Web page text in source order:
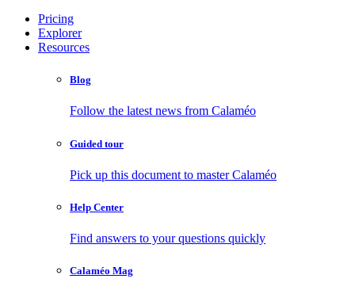
Pricing
Explorer
Resources
Blog
Follow the latest news from Calaméo
Guided tour
Pick up this document to master Calaméo
Help Center
Find answers to your questions quickly
Calaméo Mag